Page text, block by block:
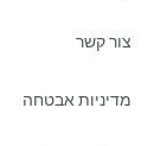
צור קשר
מדיניות אבטחה